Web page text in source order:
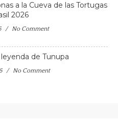
a la Cueva de las Tortugas
2026
No Comment
de Tunupa
No Comment